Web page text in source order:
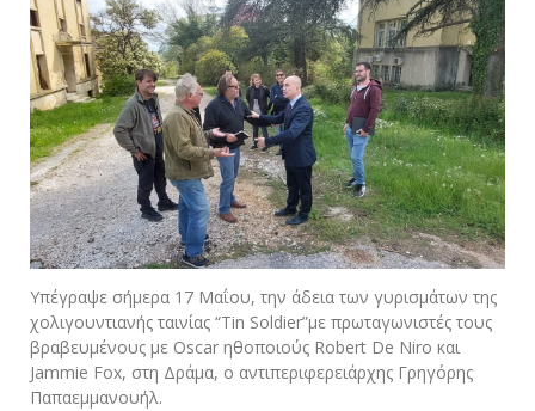
Υπέγραψε σήμερα 17 Μαΐου, την άδεια των γυρισμάτων της
χολιγουντιανής ταινίας “Tin Soldier”με πρωταγωνιστές τους
βραβευμένους με Oscar ηθοποιούς Robert De Niro και
Jammie Fox, στη Δράμα, ο αντιπεριφερειάρχης Γρηγόρης
Παπαεμμανουήλ.